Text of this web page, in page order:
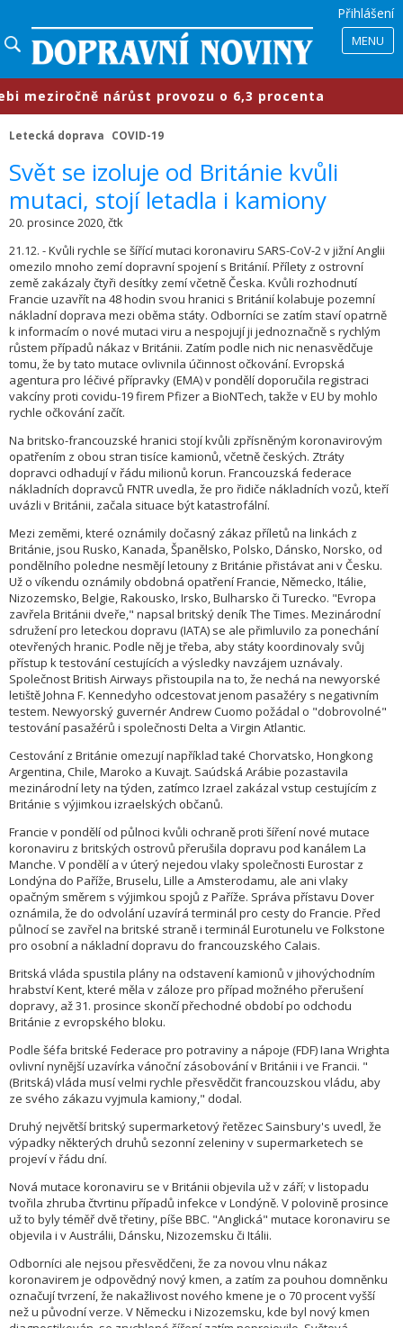
Přihlášení
MENU
nárůst provozu o 6,3 procenta
Letecká doprava COVID-19
Svět se izoluje od Británie kvůli
mutaci, stojí letadla i kamiony
20. prosince 2020, čtk
21.12. - Kvůli rychle se šířící mutaci koronaviru SARS-CoV-2 v jižní Anglii
omezilo mnoho zemí dopravní spojení s Británií. Přílety z ostrovní
země zakázaly čtyři desítky zemí včetně Česka. Kvůli rozhodnutí
Francie uzavřít na 48 hodin svou hranici s Británií kolabuje pozemní
nákladní doprava mezi oběma státy. Odborníci se zatím staví opatrně
k informacím o nové mutaci viru a nespojují ji jednoznačně s rychlým
růstem případů nákaz v Británii. Zatím podle nich nic nenasvědčuje
tomu, že by tato mutace ovlivnila účinnost očkování. Evropská
agentura pro léčivé přípravky (EMA) v pondělí doporučila registraci
vakcíny proti covidu-19 firem Pfizer a BioNTech, takže v EU by mohlo
rychle očkování začít.
Na britsko-francouzské hranici stojí kvůli zpřísněným koronavirovým
opatřením z obou stran tisíce kamionů, včetně českých. Ztráty
dopravci odhadují v řádu milionů korun. Francouzská federace
nákladních dopravců FNTR uvedla, že pro řidiče nákladních vozů, kteří
uvázli v Británii, začala situace být katastrofální.
Mezi zeměmi, které oznámily dočasný zákaz příletů na linkách z
Británie, jsou Rusko, Kanada, Španělsko, Polsko, Dánsko, Norsko, od
pondělního poledne nesmějí letouny z Británie přistávat ani v Česku.
Už o víkendu oznámily obdobná opatření Francie, Německo, Itálie,
Nizozemsko, Belgie, Rakousko, Irsko, Bulharsko či Turecko. "Evropa
zavřela Británii dveře," napsal britský deník The Times. Mezinárodní
sdružení pro leteckou dopravu (IATA) se ale přimluvilo za ponechání
otevřených hranic. Podle něj je třeba, aby státy koordinovaly svůj
přístup k testování cestujících a výsledky navzájem uznávaly.
Společnost British Airways přistoupila na to, že nechá na newyorské
letiště Johna F. Kennedyho odcestovat jenom pasažéry s negativním
testem. Newyorský guvernér Andrew Cuomo požádal o "dobrovolné"
testování pasažérů i společnosti Delta a Virgin Atlantic.
Cestování z Británie omezují například také Chorvatsko, Hongkong
Argentina, Chile, Maroko a Kuvajt. Saúdská Arábie pozastavila
mezinárodní lety na týden, zatímco Izrael zakázal vstup cestujícím z
Británie s výjimkou izraelských občanů.
Francie v pondělí od půlnoci kvůli ochraně proti šíření nové mutace
koronaviru z britských ostrovů přerušila dopravu pod kanálem La
Manche. V pondělí a v úterý nejedou vlaky společnosti Eurostar z
Londýna do Paříže, Bruselu, Lille a Amsterodamu, ale ani vlaky
opačným směrem s výjimkou spojů z Paříže. Správa přístavu Dover
oznámila, že do odvolání uzavírá terminál pro cesty do Francie. Před
půlnocí se zavřel na britské straně i terminál Eurotunelu ve Folkstone
pro osobní a nákladní dopravu do francouzského Calais.
Britská vláda spustila plány na odstavení kamionů v jihovýchodním
hrabství Kent, které měla v záloze pro případ možného přerušení
dopravy, až 31. prosince skončí přechodné období po odchodu
Británie z evropského bloku.
Podle šéfa britské Federace pro potraviny a nápoje (FDF) Iana Wrighta
ovlivní nynější uzavírka vánoční zásobování v Británii i ve Francii. "
(Britská) vláda musí velmi rychle přesvědčit francouzskou vládu, aby
ze svého zákazu vyjmula kamiony," dodal.
Druhý největší britský supermarketový řetězec Sainsbury's uvedl, že
výpadky některých druhů sezonní zeleniny v supermarketech se
projeví v řádu dní.
Nová mutace koronaviru se v Británii objevila už v září; v listopadu
tvořila zhruba čtvrtinu případů infekce v Londýně. V polovině prosince
už to byly téměř dvě třetiny, píše BBC. "Anglická" mutace koronaviru se
objevila i v Austrálii, Dánsku, Nizozemsku či Itálii.
Odborníci ale nejsou přesvědčeni, že za novou vlnu nákaz
koronavirem je odpovědný nový kmen, a zatím za pouhou domněnku
označují tvrzení, že nakažlivost nového kmene je o 70 procent vyšší
než u původní verze. V Německu i Nizozemsku, kde byl nový kmen